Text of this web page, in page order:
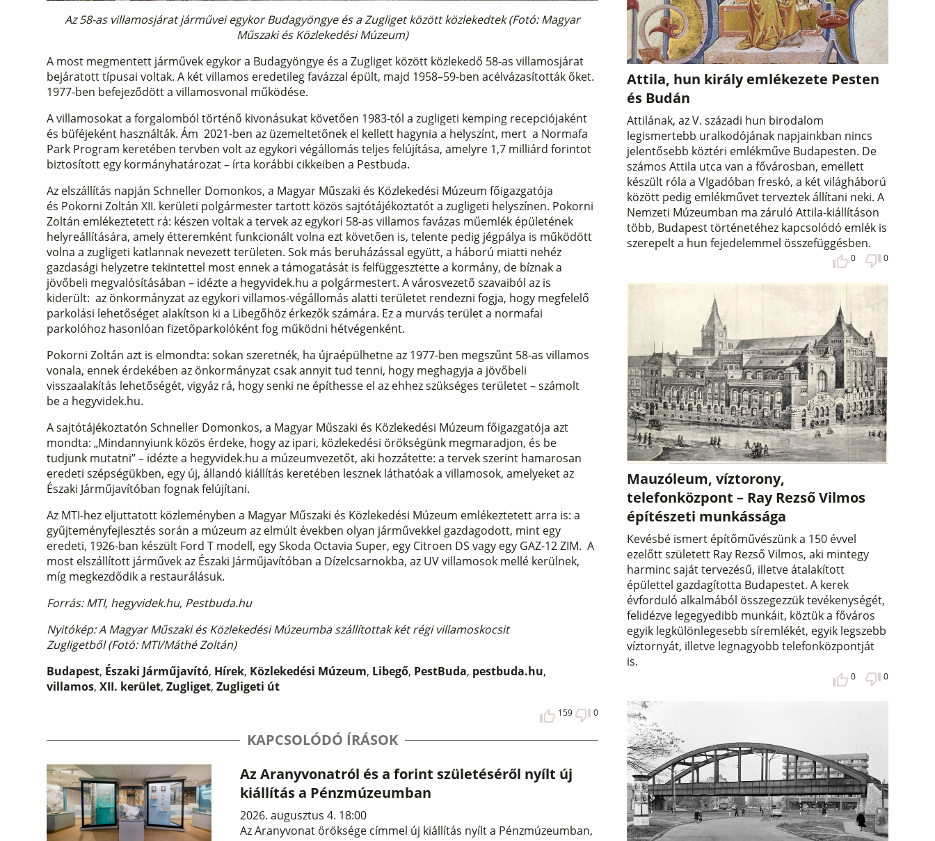
Az 58-as villamosjárat járművei egykor Budagyöngye és a Zugliget között közlekedtek (Fotó: Magyar
Műszaki és Közlekedési Múzeum)
A most megmentett járművek egykor a Budagyöngye és a Zugliget között közlekedő 58-as villamosjárat
bejáratott típusai voltak. A két villamos eredetileg favázzal épült, majd 1958–59-ben acélvázasították őket.
1977-ben befejeződött a villamosvonal működése.
A villamosokat a forgalomból történő kivonásukat követően 1983-tól a zugligeti kemping recepciójaként
és büféjeként használták. Ám 2021-ben az üzemeltetőnek el kellett hagynia a helyszínt, mert a Normafa
Park Program keretében tervben volt az egykori végállomás teljes felújítása, amelyre 1,7 milliárd forintot
biztosított egy kormányhatározat – írta korábbi cikkeiben a Pestbuda.
Az elszállítás napján Schneller Domonkos, a Magyar Műszaki és Közlekedési Múzeum főigazgatója
és Pokorni Zoltán XII. kerületi polgármester tartott közös sajtótájékoztatót a zugligeti helyszínen. Pokorni
Zoltán emlékeztetett rá: készen voltak a tervek az egykori 58-as villamos favázas műemlék épületének
helyreállítására, amely étteremként funkcionált volna ezt követően is, telente pedig jégpálya is működött
volna a zugligeti katlannak nevezett területen. Sok más beruházással együtt, a háború miatti nehéz
gazdasági helyzetre tekintettel most ennek a támogatását is felfüggesztette a kormány, de bíznak a
jövőbeli megvalósításában – idézte a hegyvidek.hu a polgármestert. A városvezető szavaiból az is
kiderült: az önkormányzat az egykori villamos-végállomás alatti területet rendezni fogja, hogy megfelelő
parkolási lehetőséget alakítson ki a Libegőhöz érkezők számára. Ez a murvás terület a normafai
parkolóhoz hasonlóan fizetőparkolóként fog működni hétvégenként.
Pokorni Zoltán azt is elmondta: sokan szeretnék, ha újraépülhetne az 1977-ben megszűnt 58-as villamos
vonala, ennek érdekében az önkormányzat csak annyit tud tenni, hogy meghagyja a jövőbeli
visszaalakítás lehetőségét, vigyáz rá, hogy senki ne építhesse el az ehhez szükséges területet – számolt
be a hegyvidek.hu.
A sajtótájékoztatón Schneller Domonkos, a Magyar Műszaki és Közlekedési Múzeum főigazgatója azt
mondta: „Mindannyiunk közös érdeke, hogy az ipari, közlekedési örökségünk megmaradjon, és be
tudjunk mutatni” – idézte a hegyvidek.hu a múzeumvezetőt, aki hozzátette: a tervek szerint hamarosan
eredeti szépségükben, egy új, állandó kiállítás keretében lesznek láthatóak a villamosok, amelyeket az
Északi Járműjavítóban fognak felújítani.
Az MTI-hez eljuttatott közleményben a Magyar Műszaki és Közlekedési Múzeum emlékeztetett arra is: a
gyűjteményfejlesztés során a múzeum az elmúlt években olyan járművekkel gazdagodott, mint egy
eredeti, 1926-ban készült Ford T modell, egy Skoda Octavia Super, egy Citroen DS vagy egy GAZ-12 ZIM. A
most elszállított járművek az Északi Járműjavítóban a Dízelcsarnokba, az UV villamosok mellé kerülnek,
míg megkezdődik a restaurálásuk.
Forrás: MTI, hegyvidek.hu, Pestbuda.hu
Nyitókép: A Magyar Műszaki és Közlekedési Múzeumba szállítottak két régi villamoskocsit
Zugligetből (Fotó: MTI/Máthé Zoltán)
Budapest, Északi Járműjavító, Hírek, Közlekedési Múzeum, Libegő, PestBuda, pestbuda.hu,
villamos,XII. kerület,Zugliget,Zugligeti út
159 0
KAPCSOLÓDÓ ÍRÁSOK
Az Aranyvonatról és a forint születéséről nyílt új
kiállítás a Pénzmúzeumban
2026. augusztus 4. 18:00
Az Aranyvonat öröksége címmel új kiállítás nyílt a Pénzmúzeumban,
Attila, hun király emlékezete Pesten
és Budán
Attilának, az V. századi hun birodalom
legismertebb uralkodójának napjainkban nincs
jelentősebb köztéri emlékműve Budapesten. De
számos Attila utca van a fővárosban, emellett
készült róla a VIgadóban freskó, a két világháború
között pedig emlékművet terveztek állítani neki. A
Nemzeti Múzeumban ma záruló Attila-kiállításon
több, Budapest történetéhez kapcsolódó emlék is
szerepelt a hun fejedelemmel összefüggésben.
0 0
Mauzóleum, víztorony,
telefonközpont – Ray Rezső Vilmos
építészeti munkássága
Kevésbé ismert építőművészünk a 150 évvel
ezelőtt született Ray Rezső Vilmos, aki mintegy
harminc saját tervezésű, illetve átalakított
épülettel gazdagította Budapestet. A kerek
évforduló alkalmából összegezzük tevékenységét,
felidézve legegyedibb munkáit, köztük a főváros
egyik legkülönlegesebb síremlékét, egyik legszebb
víztornyát, illetve legnagyobb telefonközpontját
is.
0 0